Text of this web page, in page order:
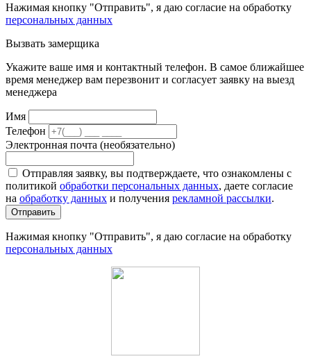
Нажимая кнопку "Отправить", я даю согласие на обработку
персональных данных
Вызвать замерщика
Укажите ваше имя и контактный телефон. В самое ближайшее
время менеджер вам перезвонит и согласует заявку на выезд
менеджера
Имя
Телефон
Электронная почта (необязательно)
Отправляя заявку, вы подтверждаете, что ознакомлены с
политикой обработки персональных данных, даете согласие
на обработку данных и получения рекламной рассылки.
Отправить
Нажимая кнопку "Отправить", я даю согласие на обработку
персональных данных